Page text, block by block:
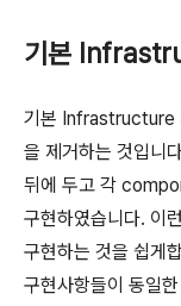
기본
기본 Infrastructure
을 제거하는 것입
뒤에 두고 각
구현하였습니다. 이
구현하는 것을 쉽게
구현사항들이 동일